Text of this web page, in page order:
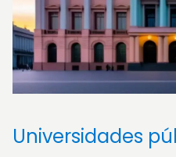
Universidades